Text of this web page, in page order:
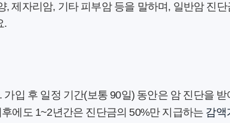
, 제자리암, 기타 피부암 등을 말하며, 일반암 진
.
입 후 일정 기간(보통 90일) 동안은 암 진단을
에도 1~2년간은 진단금의 50%만 지급하는 감액